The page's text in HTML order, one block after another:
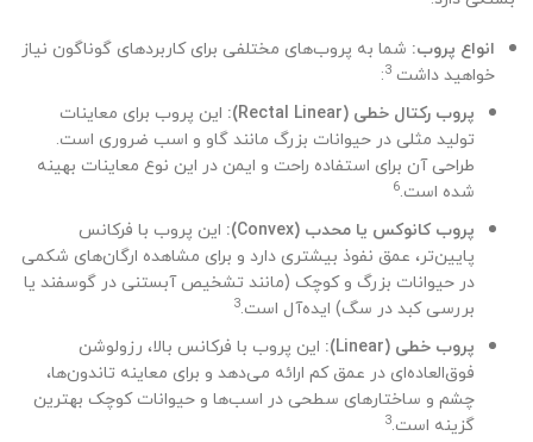
انواع پروب: شما به پروب‌های مختلفی برای کاربردهای گوناگون نیاز
خواهید داشت 3
:
پروب رکتال خطی (Rectal Linear):
این پروب برای معاینات
تولید مثلی در حیوانات بزرگ مانند گاو و اسب ضروری است.
طراحی آن برای استفاده راحت و ایمن در این نوع معاینات بهینه
شده است.6
پروب کانوکس یا محدب (Convex):
این پروب با فرکانس
پایین‌تر، عمق نفوذ بیشتری دارد و برای مشاهده ارگان‌های شکمی
در حیوانات بزرگ و کوچک (مانند تشخیص آبستنی در گوسفند یا
بررسی کبد در سگ) ایده‌آل است.3
پروب خطی (Linear):
این پروب با فرکانس بالا، رزولوشن
فوق‌العاده‌ای در عمق کم ارائه می‌دهد و برای معاینه تاندون‌ها،
چشم و ساختارهای سطحی در اسب‌ها و حیوانات کوچک بهترین
گزینه است.3